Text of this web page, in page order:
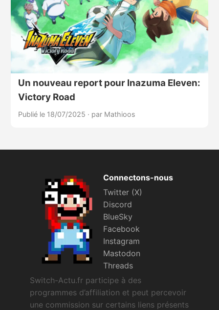
Un nouveau report pour Inazuma Eleven:
Victory Road
Publié le 18/07/2025 · par Mathioos
Connectons-nous
Twitter (X)
Discord
BlueSky
Facebook
Instagram
Mastodon
Threads
Switch-Actu.fr participe à des
programmes d’affiliation et peut percevoir
une commission sur certains liens présents